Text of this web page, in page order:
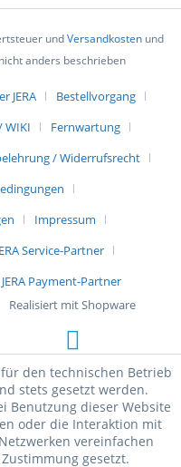
undVersandkostenund
anders beschrieben
JERA
Bestellvorgang
WIKI
Fernwartung
/ Widerrufsrecht
Impressum
Service-Partner
JERA Payment-Partner
Realisiert mit Shopware
den technischen Betrieb
stets gesetzt werden.
Benutzung dieser Website
oder die Interaktion mit
vereinfachen
gesetzt.